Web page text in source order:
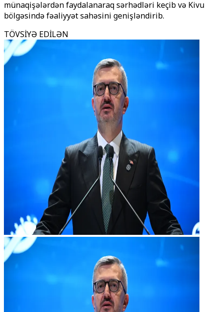
münaqişələrdən faydalanaraq sərhədləri keçib və Kivu
bölgəsində fəaliyyət sahəsini genişləndirib.
TÖVSİYƏ EDİLƏN